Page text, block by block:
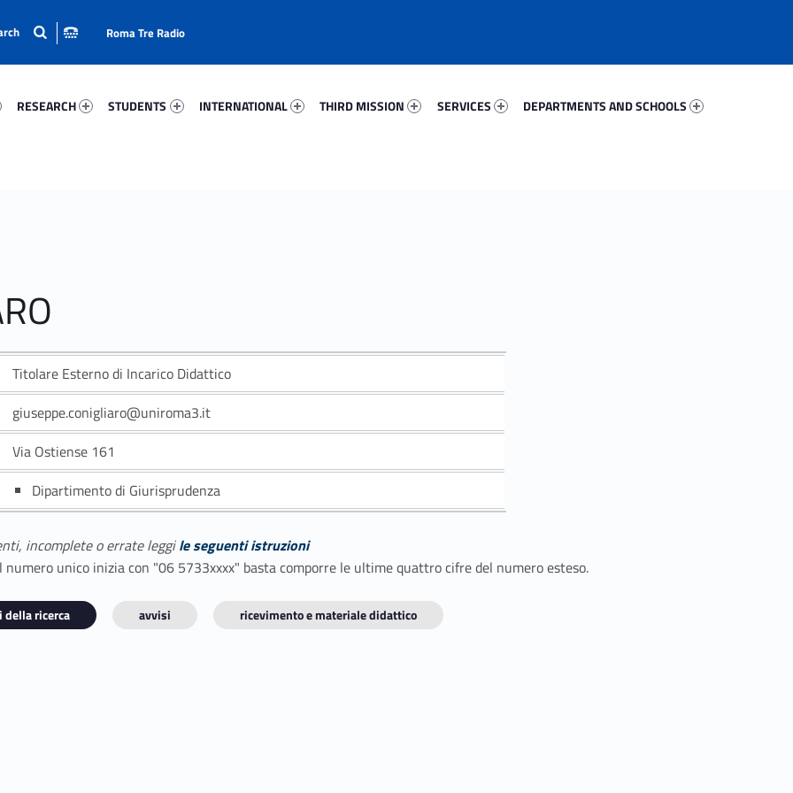
RESEARCH
STUDENTS
INTERNATIONAL
THIRD MISSION
SERVICES
DEPARTMENTS AND SCHOOLS
Roma Tre Radio
Titolare Esterno di Incarico Didattico
giuseppe.conigliaro@uniroma3.it
Via Ostiense 161
Dipartimento di Giurisprudenza
incomplete o errate leggile seguenti istruzioni
unico inizia con "06 5733xxxx" basta comporre le ultime quattro cifre del numero esteso.
ricerca avvisi ricevimento e materiale didattico